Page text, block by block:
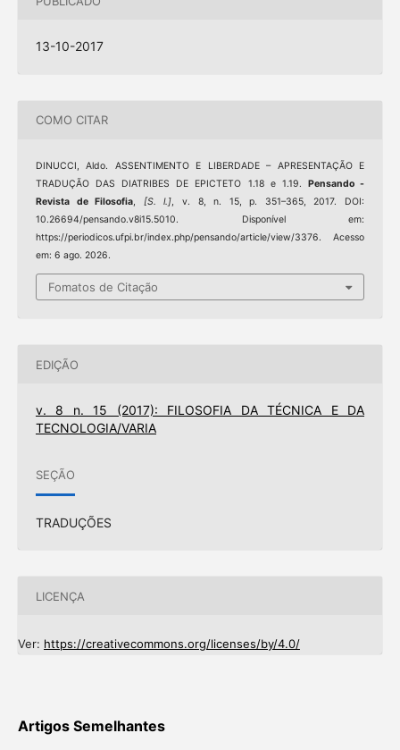
13-10-2017
COMO CITAR
DINUCCI, Aldo. ASSENTIMENTO E LIBERDADE – APRESENTAÇÃO E
TRADUÇÃO DAS DIATRIBES DE EPICTETO 1.18 e 1.19. Pensando -
Revista de Filosofia
[S. l.] , v. 8, n. 15, p. 351–365, 2017. DOI:
10.26694/pensando.v8i15.5010. Disponível em:
https://periodicos.ufpi.br/index.php/pensando/article/view/3376. Acesso
em: 6 ago. 2026.
Fomatos de Citação
EDIÇÃO
v. 8 n. 15 (2017): FILOSOFIA DA TÉCNICA E DA
TECNOLOGIA/VARIA
SEÇÃO
TRADUÇÕES
LICENÇA
Ver: https://creativecommons.org/licenses/by/4.0/
Artigos Semelhantes